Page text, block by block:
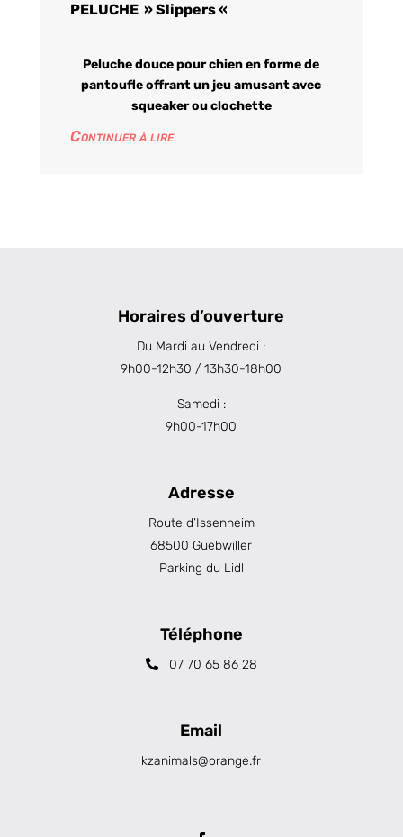
PELUCHE » Slippers «
Peluche douce pour chien en forme de
pantoufle offrant un jeu amusant avec
squeaker ou clochette
Continuer à lire
Horaires d’ouverture
Du Mardi au Vendredi :
9h00-12h30 / 13h30-18h00
Samedi :
9h00-17h00
Adresse
Route d’Issenheim
68500 Guebwiller
Parking du Lidl
Téléphone
07 70 65 86 28
Email
kzanimals@orange.fr